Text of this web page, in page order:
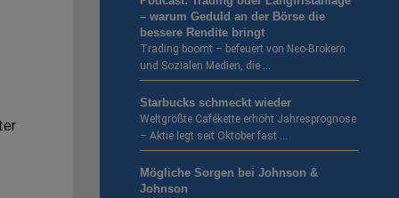
– warum Geduld an der Börse die
bessere Rendite bringt
Trading boomt – befeuert von Neo-Brokern
und Sozialen Medien, die …
Starbucks schmeckt wieder
Weltgrößte Cafékette erhöht Jahresprognose
– Aktie legt seit Oktober fast …
Mögliche Sorgen bei Johnson &
Johnson